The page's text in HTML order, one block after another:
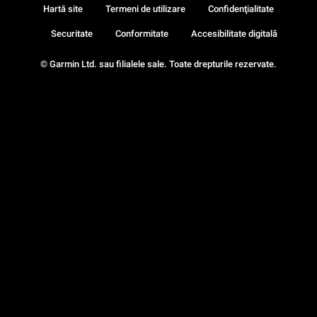
© Garmin Ltd. sau filialele sale. Toate drepturile rezervate.
Hartă site Termeni de utilizare Confidenţialitate
Securitate Conformitate Accesibilitate digitală